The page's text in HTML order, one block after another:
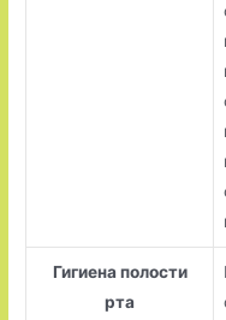
Гигиена полости
рта